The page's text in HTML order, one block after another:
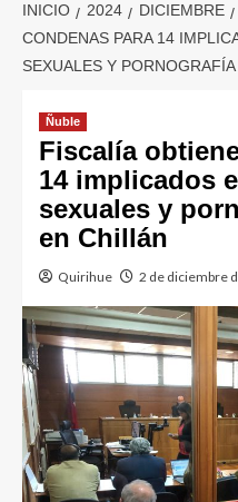
INICIO 2024 DICIEMBRE
CONDENAS PARA 14
SEXUALES Y
Ñuble
Fiscalía
14 implicados
sexuales y
en Chillán
Quirihue 2 de diciembre